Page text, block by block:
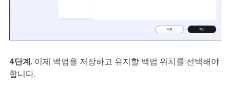
4단계.이제 백업을 저장하고 유지할 백업 위치를 선택해야
합니다.